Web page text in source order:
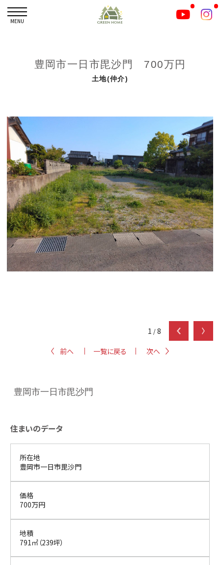
MENU
豊岡市一日市毘沙門 700万円
土地(仲介)
1 /8
前へ 一覧に戻る 次へ
豊岡市一日市毘沙門
住まいのデータ
所在地
豊岡市一日市毘沙門
価格
700万円
地積
791㎡（239坪）